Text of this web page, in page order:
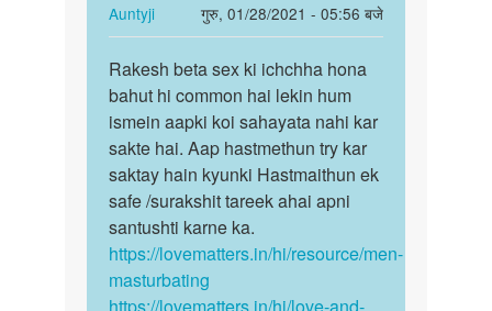
bohot
hi…
by
Auntyji
hu
Auntyji
गुरु, 01/28/2021 - 05:56 बजे
In
reply
to
Me
sex
karna
chata
hu
by
Rakesh
Rakesh
beta
sex
ki
ichchha…
Rakesh beta sex ki ichchha hona
bahut hi common hai lekin hum
ismein aapki koi sahayata nahi kar
sakte hai. Aap hastmethun try kar
saktay hain kyunki Hastmaithun ek
safe /surakshit tareek ahai apni
santushti karne ka.
https://lovematters.in/hi/resource/men-
masturbating
https://lovematters.in/hi/love-and-